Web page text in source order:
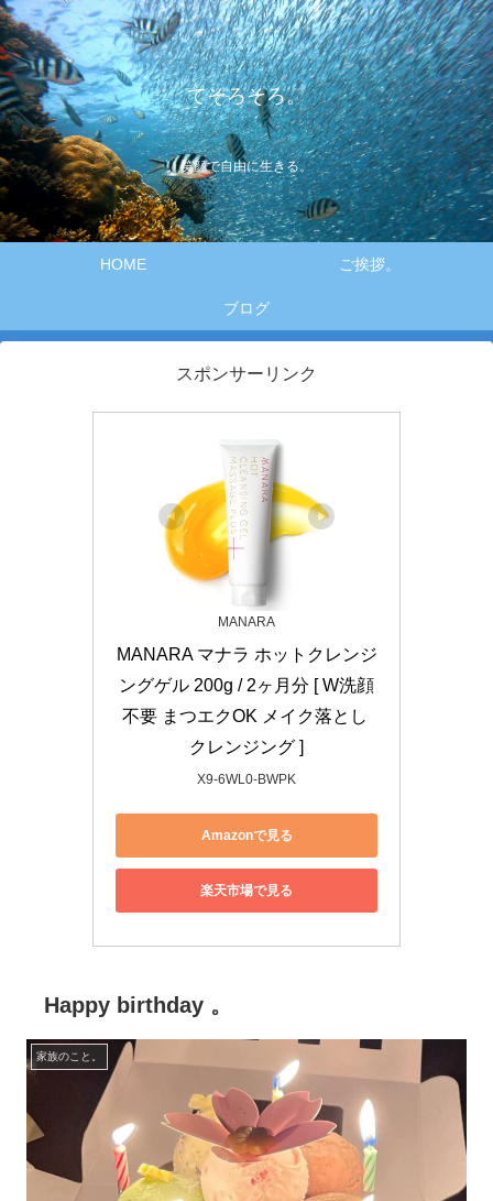
てそろそろ。
笑顔で自由に生きる。
HOME ご挨拶。
ブログ
スポンサーリンク
MANARA
MANARA マナラ ホットクレンジ
ングゲル 200g / 2ヶ月分 [ W洗顔
不要 まつエクOK メイク落とし
クレンジング ]
X9-6WL0-BWPK
Amazonで見る
楽天市場で見る
Happy birthday 。
家族のこと。